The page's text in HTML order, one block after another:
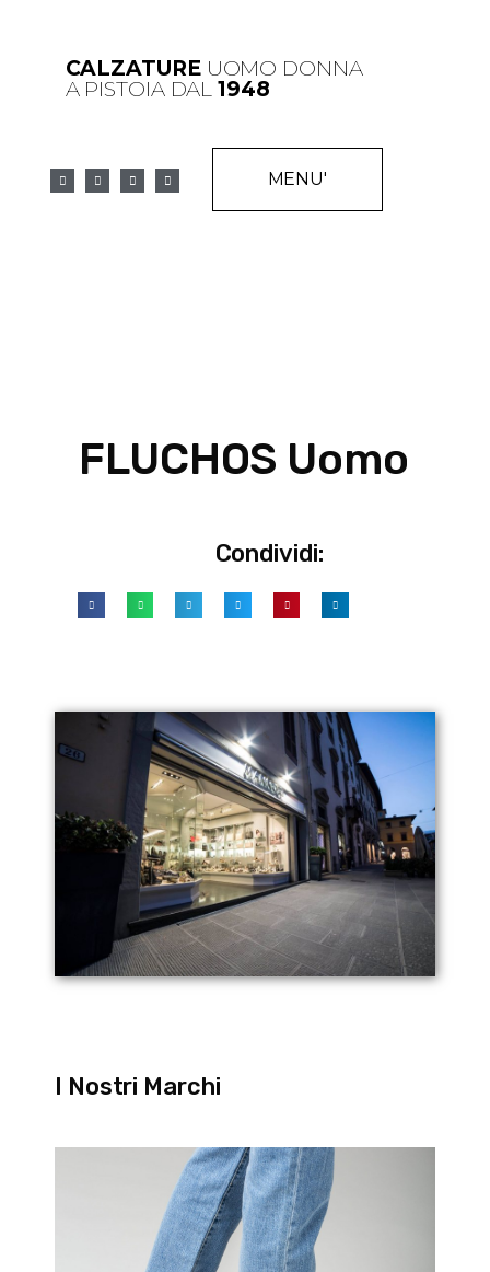
CALZATUREUOMO DONNA
A PISTOIA DAL 1948
MENU'
FLUCHOS Uomo
Condividi:
I Nostri Marchi